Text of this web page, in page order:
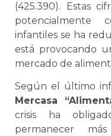
(425.390). Estas
potencialmente
infantiles se ha
está provocando
mercado de
Según el último
Mercasa
crisis ha
permanecer